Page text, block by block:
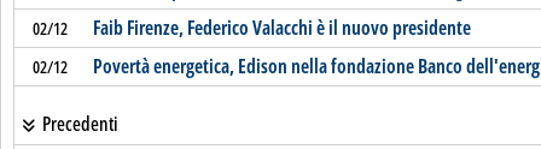
02/12 Faib Firenze, Federico Valacchi è il nuovo presidente
02/12 Povertà energetica, Edison nella fondazione Banco
Precedenti